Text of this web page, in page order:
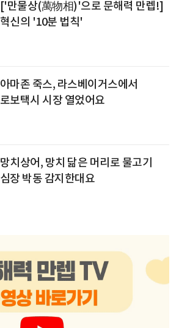
['만물상(萬物相)'으로 문해력 만렙!]
혁신의 '10분 법칙'
아마존 죽스, 라스베이거스에서
로보택시 시장 열었어요
망치상어, 망치 닮은 머리로 물고기
심장 박동 감지한대요